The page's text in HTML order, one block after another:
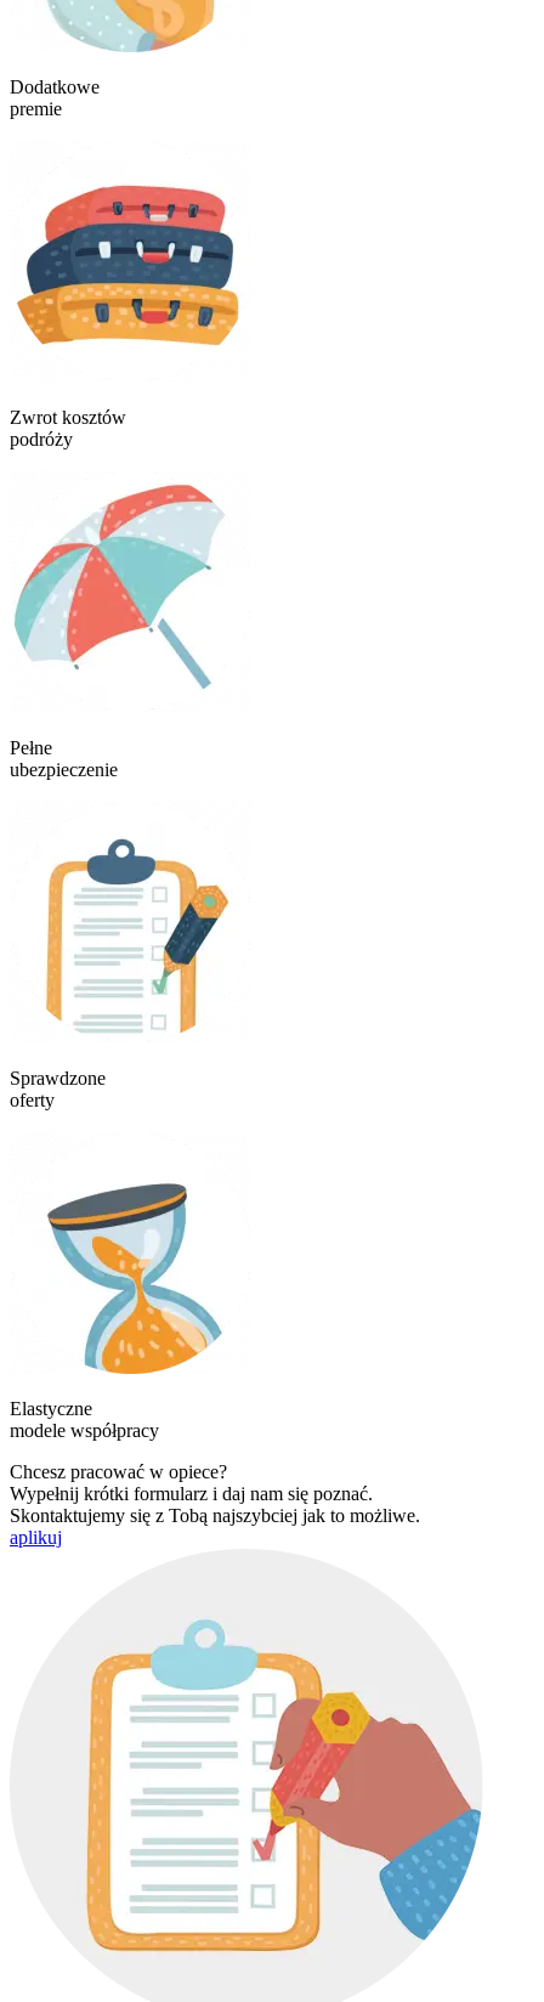
Dodatkowe
premie
Zwrot kosztów
podróży
Pełne
ubezpieczenie
Sprawdzone
oferty
Elastyczne
modele współpracy
Chcesz pracować w opiece?
Wypełnij krótki formularz i daj nam się poznać.
Skontaktujemy się z Tobą najszybciej jak to możliwe.
aplikuj